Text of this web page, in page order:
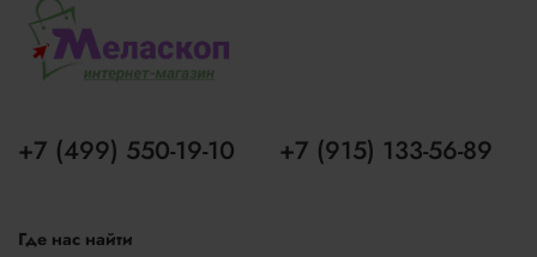
+7 (499) 550-19-10 +7 (915) 133-56-89
Где нас найти